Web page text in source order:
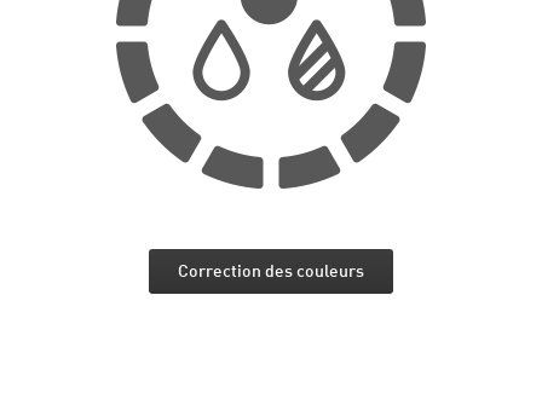
Correction des couleurs